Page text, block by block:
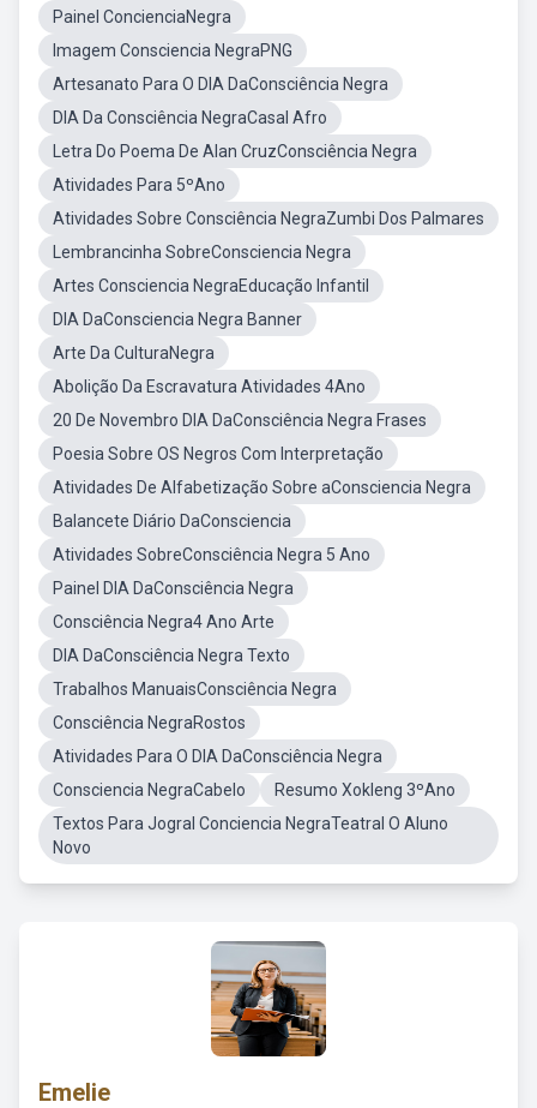
Painel ConcienciaNegra
Imagem Consciencia NegraPNG
Artesanato Para O DIA DaConsciência Negra
DIA Da Consciência NegraCasal Afro
Letra Do Poema De Alan CruzConsciência Negra
Atividades Para 5ºAno
Atividades Sobre Consciência NegraZumbi Dos Palmares
Lembrancinha SobreConsciencia Negra
Artes Consciencia NegraEducação Infantil
DIA DaConsciencia Negra Banner
Arte Da CulturaNegra
Abolição Da Escravatura Atividades 4Ano
20 De Novembro DIA DaConsciência Negra Frases
Poesia Sobre OS Negros Com Interpretação
Atividades De Alfabetização Sobre aConsciencia Negra
Balancete Diário DaConsciencia
Atividades SobreConsciência Negra 5 Ano
Painel DIA DaConsciência Negra
Consciência Negra4 Ano Arte
DIA DaConsciência Negra Texto
Trabalhos ManuaisConsciência Negra
Consciência NegraRostos
Atividades Para O DIA DaConsciência Negra
Consciencia NegraCabelo
Resumo Xokleng 3ºAno
Textos Para Jogral Conciencia NegraTeatral O Aluno
Novo
Emelie